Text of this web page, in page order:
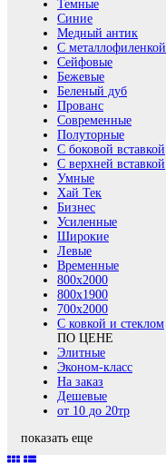
Темные
Синие
Медный антик
С металлофиленкой
Сейфовые
Бежевые
Беленый дуб
Прованс
Современные
Полуторные
С боковой вставкой
С верхней вставкой
Умные
Хай Тек
Бизнес
Усиленные
Широкие
Левые
Временные
800х2000
800x1900
700x2000
С ковкой и стеклом
ПО ЦЕНЕ
Элитные
Эконом-класс
На заказ
Дешевые
от 10 до 20тр
показать еще